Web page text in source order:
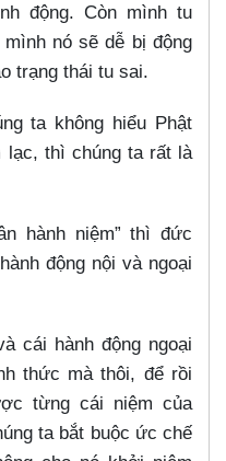
động. Còn mình tu
nó sẽ dễ bị động
trạng thái tu sai.
ta không hiểu Phật
lạc, thì chúng ta rất là
hành niệm” thì đức
động nội và ngoại
cái hành động ngoại
thức mà thôi, để rồi
từng cái niệm của
ta bắt buộc ức chế